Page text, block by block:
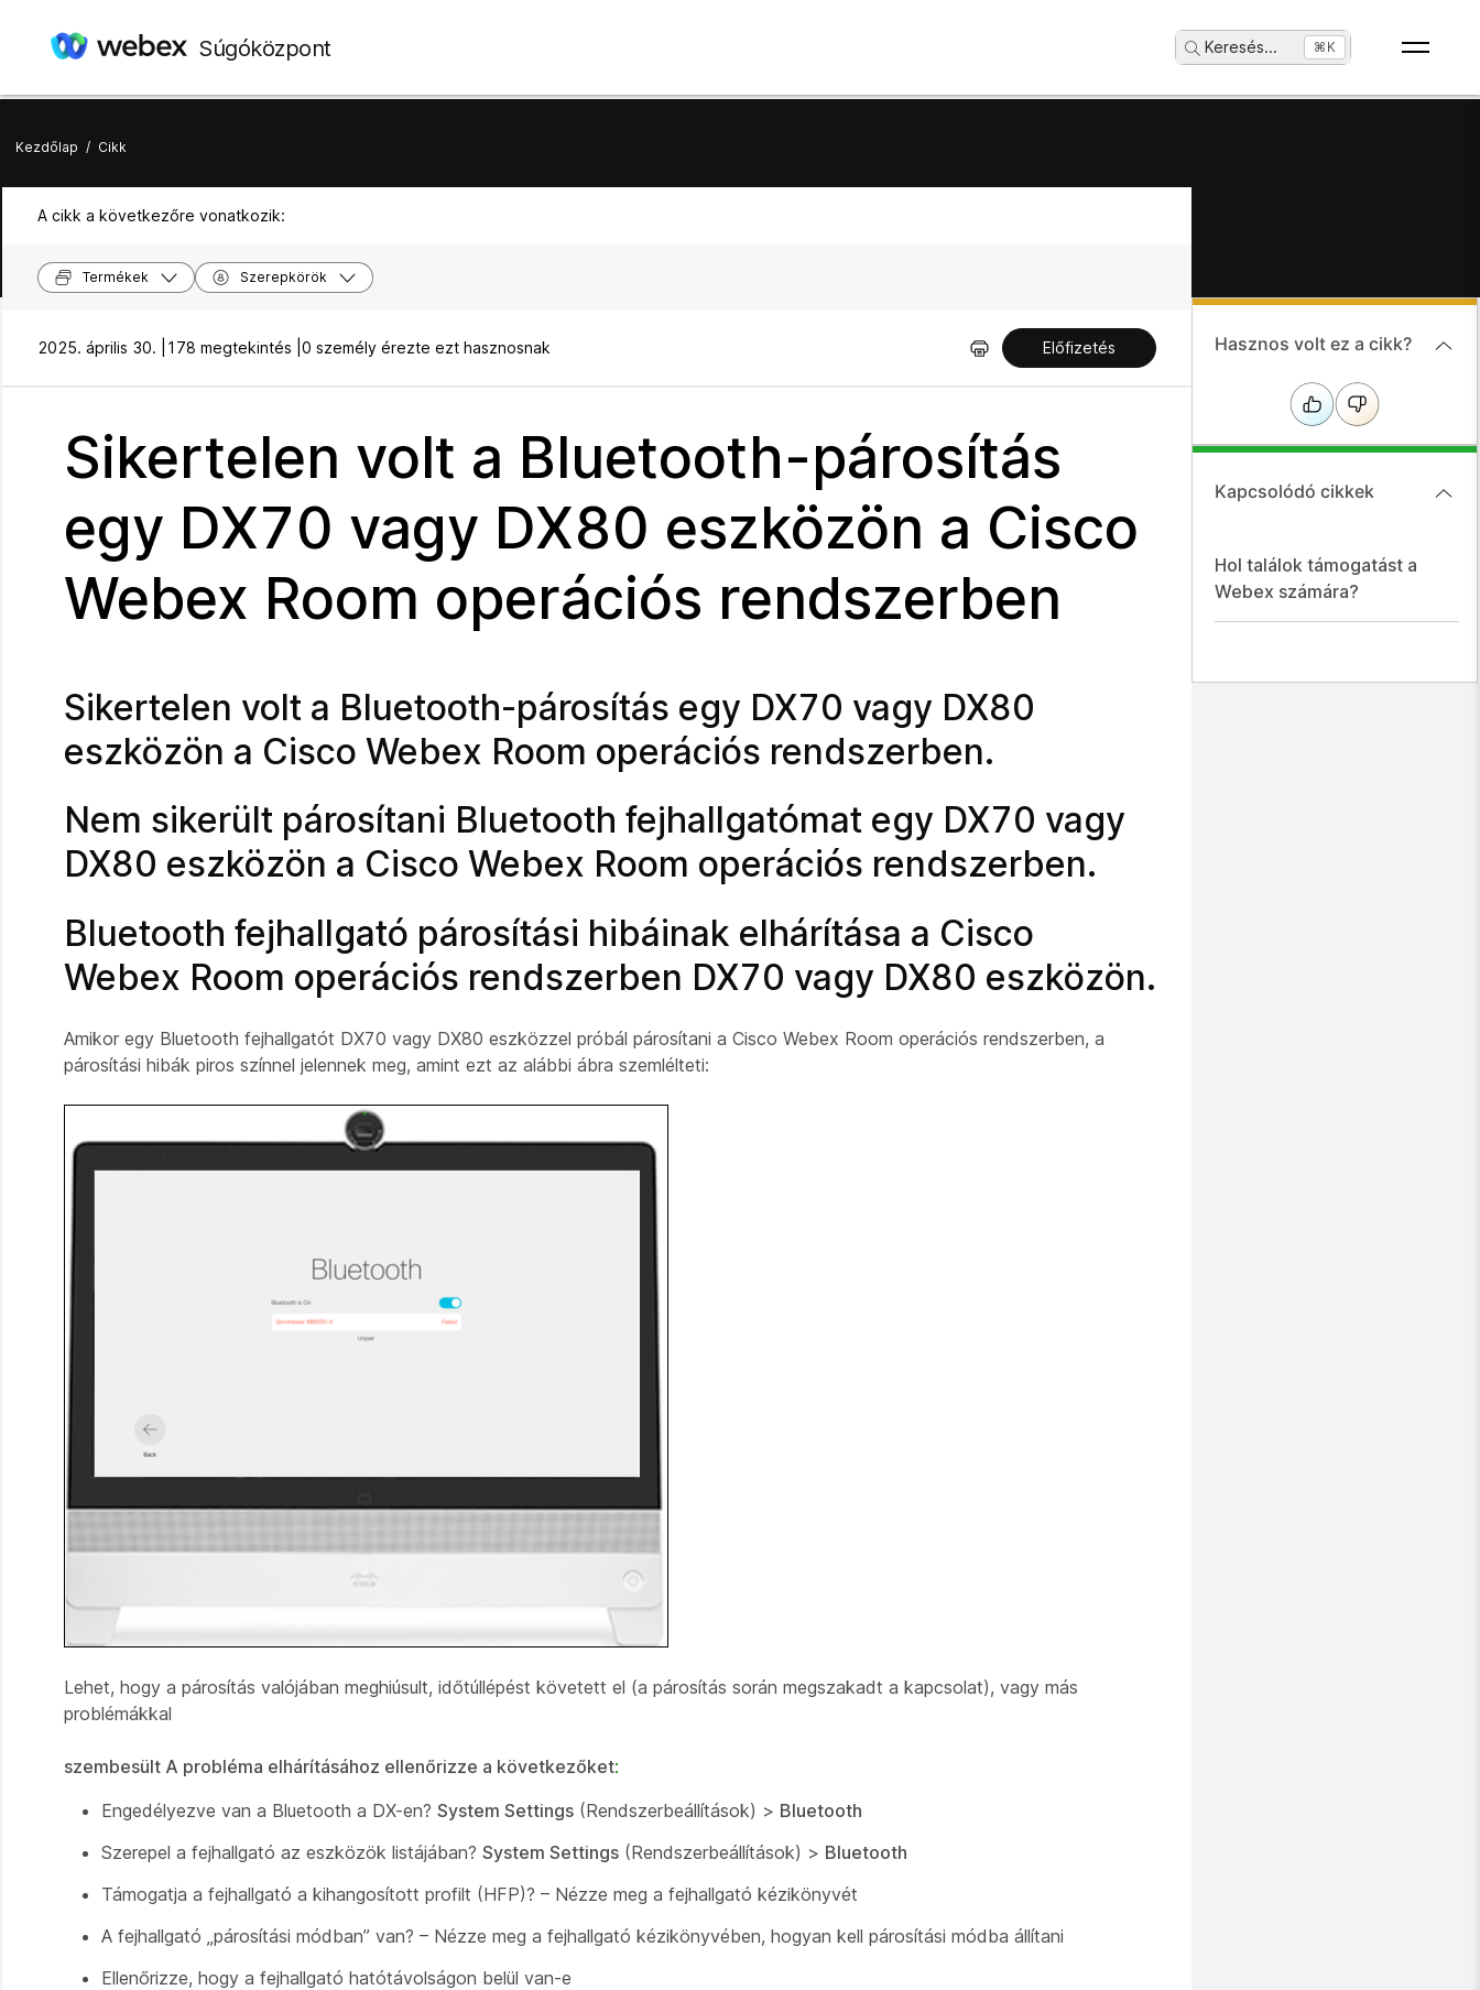
Súgóközpont Keresés... ⌘K
Kezdőlap / Cikk
A cikk a következőre vonatkozik:
Termékek Szerepkörök
2025. április 30. | 178 megtekintés | 0 személy érezte ezt hasznosnak Előfizetés
Sikertelen volt a Bluetooth-párosítás
egy DX70 vagy DX80 eszközön a Cisco
Webex Room operációs rendszerben
Sikertelen volt a Bluetooth-párosítás egy DX70 vagy DX80
eszközön a Cisco Webex Room operációs rendszerben.
Nem sikerült párosítani Bluetooth fejhallgatómat egy DX70 vagy
DX80 eszközön a Cisco Webex Room operációs rendszerben.
Bluetooth fejhallgató párosítási hibáinak elhárítása a Cisco
Webex Room operációs rendszerben DX70 vagy DX80 eszközön.
Amikor egy Bluetooth fejhallgatót DX70 vagy DX80 eszközzel próbál párosítani a Cisco Webex Room operációs rendszerben, a
párosítási hibák piros színnel jelennek meg, amint ezt az alábbi ábra szemlélteti:
Lehet, hogy a párosítás valójában meghiúsult, időtúllépést követett el (a párosítás során megszakadt a kapcsolat), vagy más
problémákkal
szembesült A probléma elhárításához ellenőrizze a következőket:
Engedélyezve van a Bluetooth a DX-en? System Settings (Rendszerbeállítások) > Bluetooth
Szerepel a fejhallgató az eszközök listájában? System Settings (Rendszerbeállítások) > Bluetooth
Támogatja a fejhallgató a kihangosított profilt (HFP)? – Nézze meg a fejhallgató kézikönyvét
A fejhallgató „párosítási módban” van? – Nézze meg a fejhallgató kézikönyvében, hogyan kell párosítási módba állítani
Ellenőrizze, hogy a fejhallgató hatótávolságon belül van-e
Hasznos volt ez a cikk?
Kapcsolódó cikkek
Hol találok támogatást a
Webex számára?